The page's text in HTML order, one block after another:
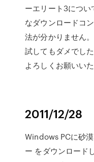
ーエリート3につい
なダウンロードコ
法が分かりません
試してもダメでし
よろしくお願いいた
2011/12/28
Windows PCに砂
ー をダウンロード